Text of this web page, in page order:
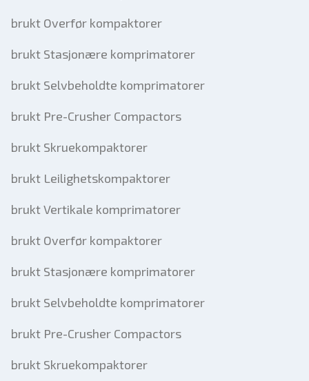
brukt Overfør kompaktorer
brukt Stasjonære komprimatorer
brukt Selvbeholdte komprimatorer
brukt Pre-Crusher Compactors
brukt Skruekompaktorer
brukt Leilighetskompaktorer
brukt Vertikale komprimatorer
brukt Overfør kompaktorer
brukt Stasjonære komprimatorer
brukt Selvbeholdte komprimatorer
brukt Pre-Crusher Compactors
brukt Skruekompaktorer